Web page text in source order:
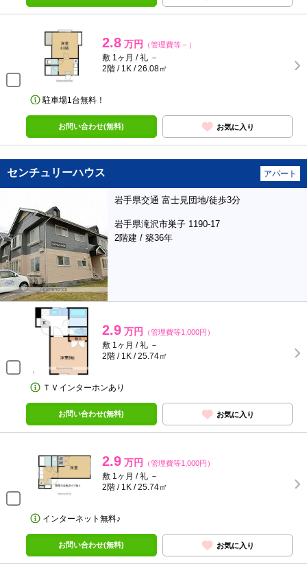
2.8 万円 （管理費等－）
敷 1ヶ月 / 礼 －
2階 / 1K / 26.08㎡
駐車場1台無料！
お問い合わせ(無料) お気に入り
センチュリーハウス アパート
岩手県交通 富士見団地/徒歩3分
岩手県滝沢市巣子 1190-17
2階建 / 築36年
2.9 万円 （管理費等1,000円）
敷 1ヶ月 / 礼 －
2階 / 1K / 25.74㎡
ＴＶインターホンあり
お問い合わせ(無料) お気に入り
2.9 万円 （管理費等1,000円）
敷 1ヶ月 / 礼 －
2階 / 1K / 25.74㎡
インターネット無料♪
お問い合わせ(無料) お気に入り